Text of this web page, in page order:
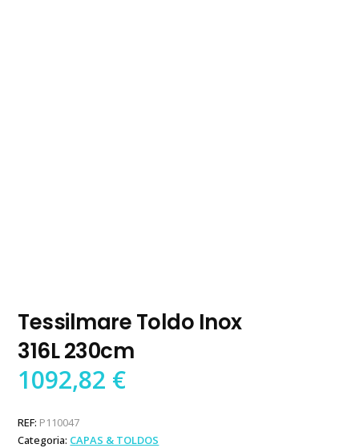
Tessilmare Toldo Inox
316L 230cm
1092,82 €
REF: P110047
Categoria: CAPAS & TOLDOS